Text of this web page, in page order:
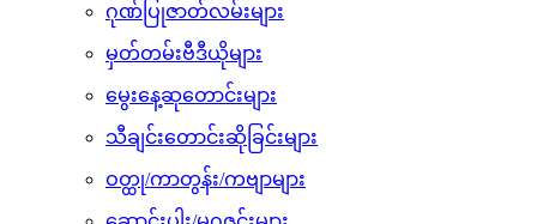
ဂုဏ်ပြုဇာတ်လမ်းများ
မှတ်တမ်းဗီဒီယိုများ
မွေးနေ့ဆုတောင်းများ
သီချင်းတောင်းဆိုခြင်းများ
ဝတ္ထု/ကာတွန်း/ကဗျာများ